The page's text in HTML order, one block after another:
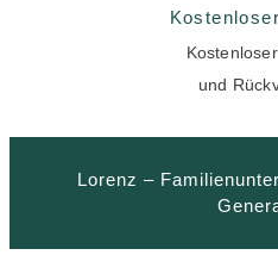
und
Lorenz –